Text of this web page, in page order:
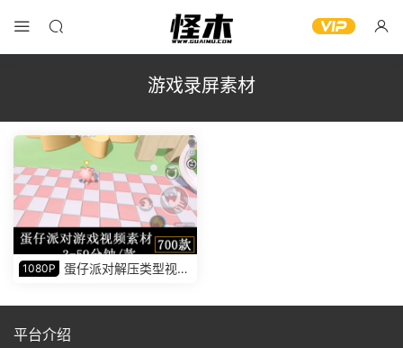
游戏录屏素材
1080P
蛋仔派对解压类型视频
平台介绍